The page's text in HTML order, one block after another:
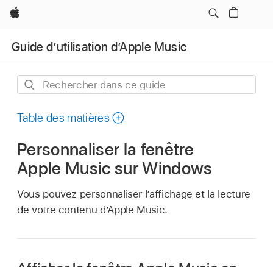
Apple
Guide d’utilisation d’Apple Music
Rechercher
ce
Table des matières
Personnaliser la fenêtre
Apple Music sur Windows
Vous pouvez personnaliser l’affichage et la lecture
de votre contenu dʼApple Music.